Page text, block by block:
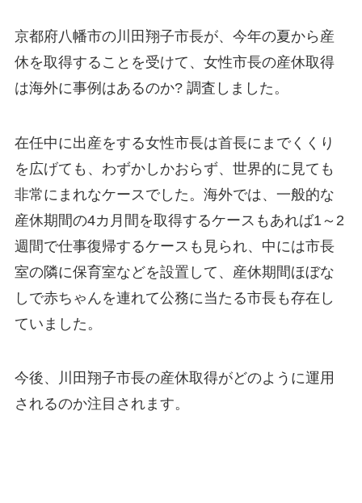
京都府八幡市の川田翔子市長が、今年の夏から産
休を取得することを受けて、女性市長の産休取得
は海外に事例はあるのか? 調査しました。
在任中に出産をする女性市長は首長にまでくくり
を広げても、わずかしかおらず、世界的に見ても
非常にまれなケースでした。海外では、一般的な
産休期間の4カ月間を取得するケースもあれば1～2
週間で仕事復帰するケースも見られ、中には市長
室の隣に保育室などを設置して、産休期間ほぼな
しで赤ちゃんを連れて公務に当たる市長も存在し
ていました。
今後、川田翔子市長の産休取得がどのように運用
されるのか注目されます。